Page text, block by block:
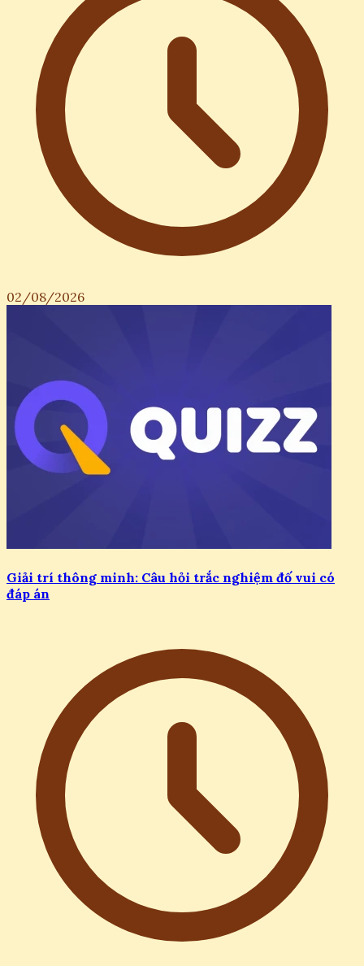
02/08/2026
Giải trí thông minh: Câu hỏi trắc nghiệm đố vui có
đáp án